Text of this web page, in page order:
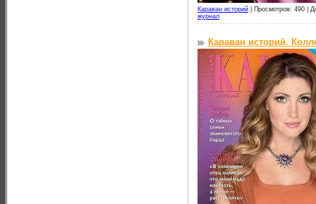
Караван историй Просмотров: 490 |
журнал
Караван историй.